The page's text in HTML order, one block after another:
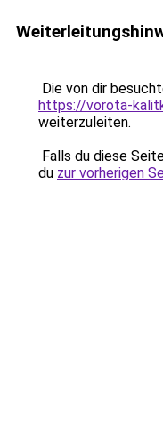
Die von dir
https://vorota-
weiterzuleiten.
Falls du diese
du zur vorherigen